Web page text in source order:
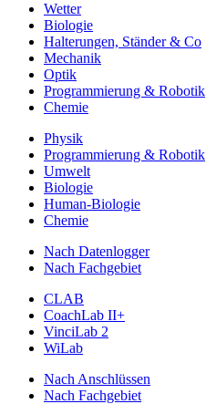
Wetter
Biologie
Halterungen, Ständer & Co
Mechanik
Optik
Programmierung & Robotik
Chemie
Physik
Programmierung & Robotik
Umwelt
Biologie
Human-Biologie
Chemie
Nach Datenlogger
Nach Fachgebiet
CLAB
CoachLab II+
VinciLab 2
WiLab
Nach Anschlüssen
Nach Fachgebiet